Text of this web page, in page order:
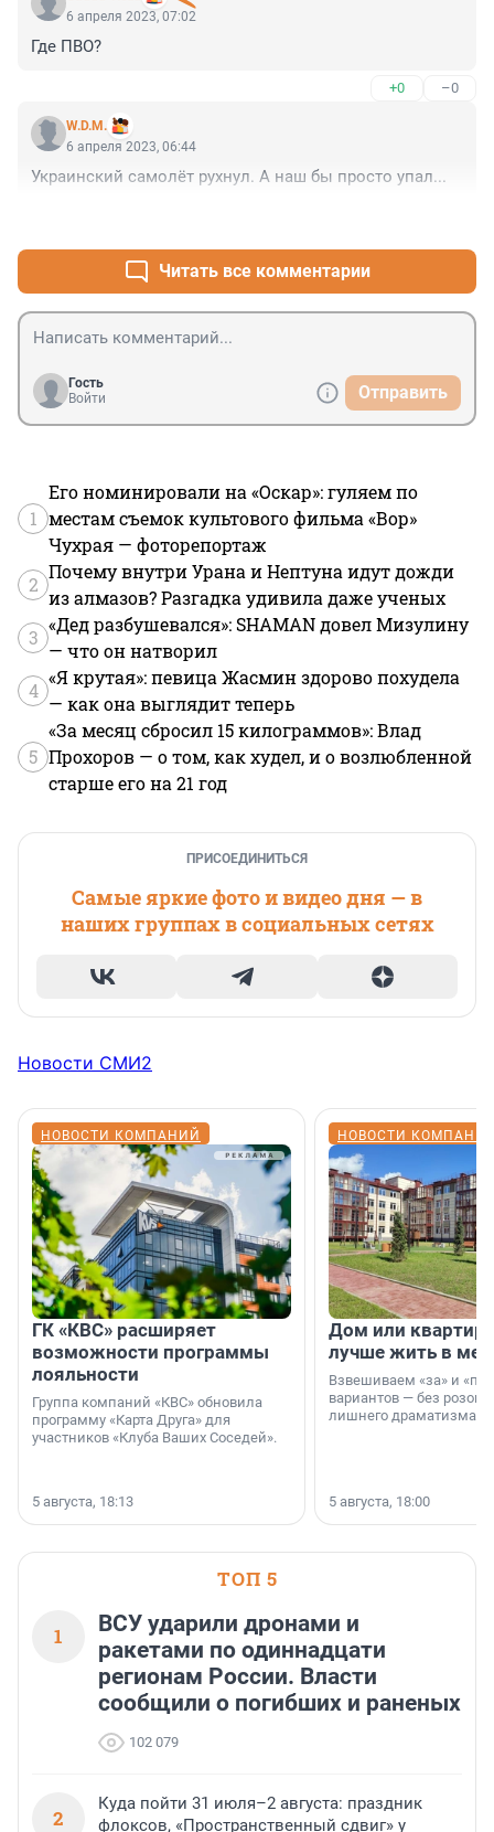
6 апреля 2023, 07:02
Где ПВО?
+0 –0
W.D.M.
6 апреля 2023, 06:44
Украинский самолёт рухнул. А наш бы просто упал...
Читать все комментарии
Гость
Войти
Отправить
1
Его номинировали на «Оскар»: гуляем по
местам съемок культового фильма «Вор»
Чухрая — фоторепортаж
2
Почему внутри Урана и Нептуна идут дожди
из алмазов? Разгадка удивила даже ученых
3
«Дед разбушевался»: SHAMAN довел Мизулину
— что он натворил
4
«Я крутая»: певица Жасмин здорово похудела
— как она выглядит теперь
5
«За месяц сбросил 15 килограммов»: Влад
Прохоров — о том, как худел, и о возлюбленной
старше его на 21 год
ПРИСОЕДИНИТЬСЯ
Самые яркие фото и видео дня — в
наших группах в социальных сетях
Новости СМИ2
НОВОСТИ КОМПАНИЙ
ГК «КВС» расширяет
возможности программы
лояльности
Группа компаний «КВС» обновила
программу «Карта Друга» для
участников «Клуба Ваших Соседей».
5 августа, 18:13
НОВОСТИ
Дом или
лучше жить в
Взвешиваем «за» и
вариантов — без
лишнего драматизма.
5 августа, 18:00
ТОП 5
1
ВСУ ударили дронами и
ракетами по одиннадцати
регионам России. Власти
сообщили о погибших и раненых
102 079
2
Куда пойти 31 июля–2 августа: праздник
флоксов, «Пространственный сдвиг» у